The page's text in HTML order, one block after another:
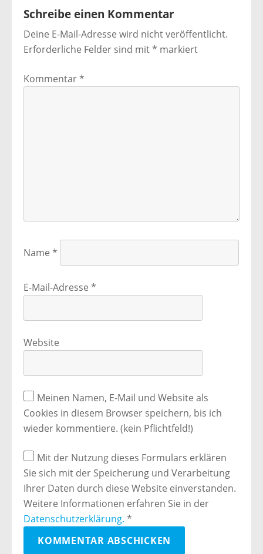
Schreibe einen Kommentar
Deine E-Mail-Adresse wird nicht veröffentlicht.
Erforderliche Felder sind mit* markiert
Kommentar*
Name *
E-Mail-Adresse *
Website
Meinen Namen, E-Mail und Website als
Cookies in diesem Browser speichern, bis ich
wieder kommentiere. (kein Pflichtfeld!)
Mit der Nutzung dieses Formulars erklären
Sie sich mit der Speicherung und Verarbeitung
Ihrer Daten durch diese Website einverstanden.
Weitere Informationen erfahren Sie in der
Datenschutzerklärung. *